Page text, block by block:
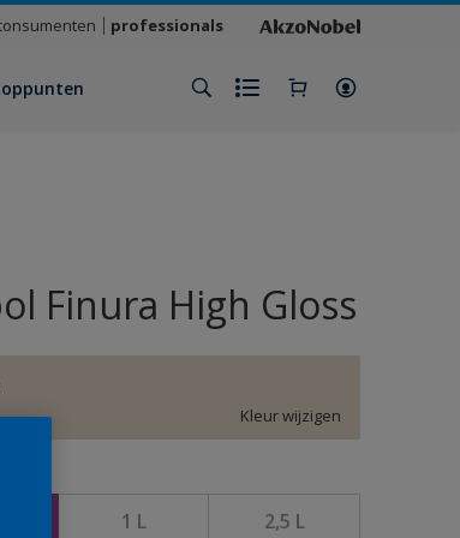
professionals
Finura High Gloss
Kleur wijzigen
1 L 2,5 L